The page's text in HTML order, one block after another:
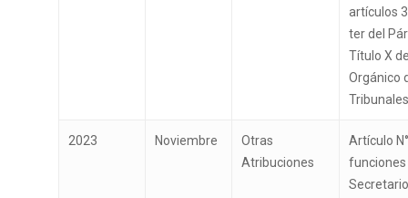
artículos
ter del
Título X
Orgánico
2023 Noviembre
Otras
Atribuciones
Artículo
funciones